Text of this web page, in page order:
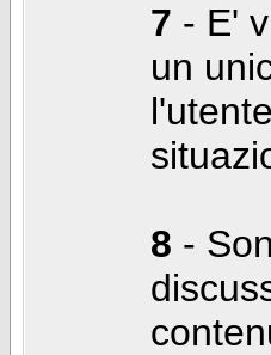
7 - E'
un
8 -